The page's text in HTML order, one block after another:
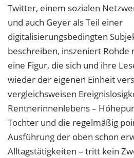
Twitter, einem sozialen
und auch Geyer als Teil einer
digitalisierungsbedingten
beschreiben, inszeniert Rohde
eine Figur, die sich und ihre
wieder der eigenen Einheit
vergleichsweisen
Rentnerinnenlebens –
Tochter und die regelmäßig
Ausführung der oben schon
Alltagstätigkeiten – tritt kein